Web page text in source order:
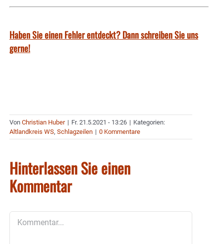
Haben Sie einen Fehler entdeckt? Dann schreiben Sie uns
gerne!
Von Christian Huber | Fr. 21.5.2021 - 13:26 | Kategorien:
Altlandkreis WS, Schlagzeilen | 0 Kommentare
Hinterlassen Sie einen
Kommentar